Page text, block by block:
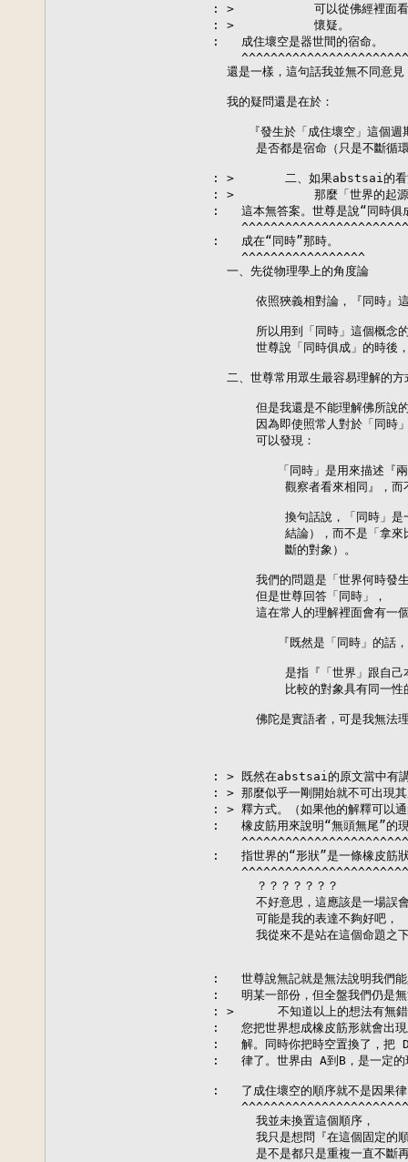
: >           可以從佛經裡面看出
: >           懷疑。
:   成住壞空是器世間的宿命。
還是一樣，這句話我並無不同意見
  我的疑問還是在於：
『發生於「成住壞空」這個週
是否都是宿命（只是不斷循
: >       二、如果abstsai的看
: >           那麼「世界的起源」
:   這本無答案。世尊是說“同時俱
:   成在“同時”那時。
    ^^^^^^^^^^^^^^^^^
  一、先從物理學上的角度論
依照狹義相對論，『同時』
所以用到「同時」這個概念
世尊說「同時俱成」的時後
二、世尊常用眾生最容易理解的方
但是我還是不能理解佛所說
因為即使照常人對於「同時
      可以發現：
「同時」是用來描述『
觀察者看來相同』，而
換句話說，「同時」是
結論），而不是「拿來
          斷的對象）。
我們的問題是「世界何時發
      但是世尊回答「同時」，
這在常人的理解裡面會有一
『既然是「同時」的話
是指『「世界」跟自己
比較的對象具有同一性
佛陀是實語者，可是我無法
: > 既然在abstsai的原文當中有講
: > 那麼似乎一剛開始就不可出現
: > 釋方式。（如果他的解釋可以
:   橡皮筋用來說明“無頭無尾”的
:   指世界的“形狀”是一條橡皮筋
      ？？？？？？？
不好意思，這應該是一場誤
      可能是我的表達不夠好吧，
我從來不是站在這個命題
:   世尊說無記就是無法說明我們能
:   明某一部份，但全盤我們仍是無
: >      不知道以上的想法有無錯
:   您把世界想成橡皮筋形就會出現
:   解。同時你把時空置換了，把
:   律了。世界由 A到B，是一定
:   了成住壞空的順序就不是因果
      我並未換置這個順序，
我只是想問『在這個固定的
是不是都只是重複一直不斷